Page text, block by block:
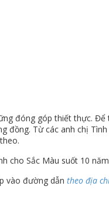
đóng góp thiết thực.
Từ các anh chị
cho Sắc Màu suốt 10
vào đường dẫn theo địa